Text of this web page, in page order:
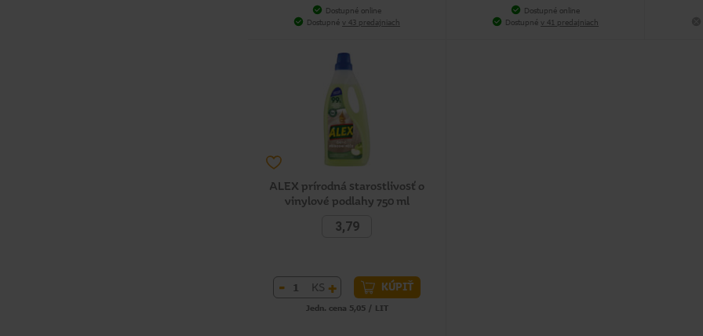
Dostupné online
Dostupné v 43 predajniach
Dostupné online
Dostupné v 41 predajniach
ALEX prírodná starostlivosť o
vinylové podlahy 750 ml
3,79
- KS + KÚPIŤ
Jedn. cena 5,05 / LIT